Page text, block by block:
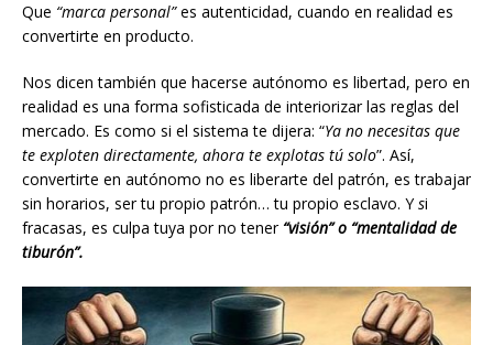
Que “marca personal”es autenticidad, cuando en realidad es
convertirte en producto.
Nos dicen también que hacerse autónomo es libertad, pero en
realidad es una forma sofisticada de interiorizar las reglas del
mercado. Es como si el sistema te dijera: “Ya no necesitas que
te exploten directamente, ahora te explotas tú solo”. Así,
convertirte en autónomo no es liberarte del patrón, es trabajar
sin horarios, ser tu propio patrón… tu propio esclavo. Ysi
fracasas, es culpa tuya por no tener “visión” o “mentalidad de
tiburón”.